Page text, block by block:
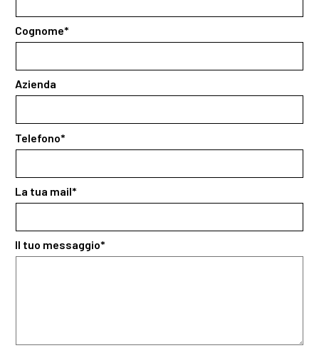
Cognome*
Azienda
Telefono*
La tua mail*
Il tuo messaggio*